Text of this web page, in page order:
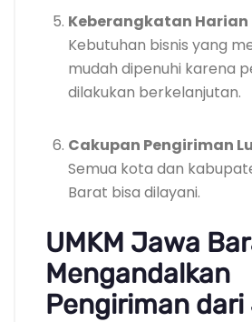
Keberangkatan Harian
Kebutuhan bisnis yang
mudah dipenuhi karena
dilakukan berkelanjutan.
Cakupan Pengiriman
Semua kota dan
Barat bisa dilayani.
UMKM Jawa
Mengandalkan
Pengiriman